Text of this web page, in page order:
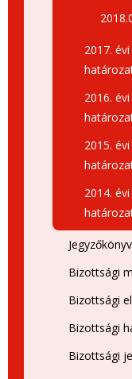
2017.
2016.
2015.
2014.
Bizottsági
Bizottsági
Bizottsági
Bizottsági